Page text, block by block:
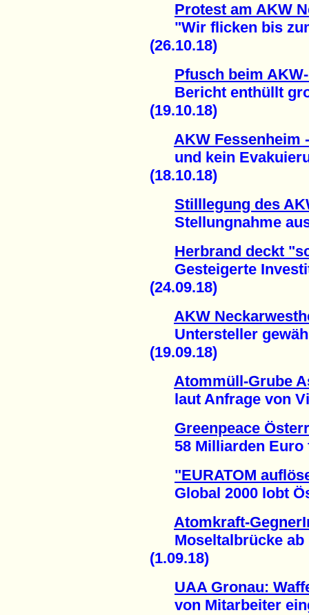
Protest am AKW
"Wir flicken bis
(26.10.18)
Pfusch beim
Bericht enthüllt
(19.10.18)
AKW Fessenheim
und kein
(18.10.18)
Stilllegung des
Stellungnahme aus
Herbrand deckt
Gesteigerte
(24.09.18)
AKW
Untersteller
(19.09.18)
Atommüll-Grube
laut Anfrage von
Greenpeace
58 Milliarden Euro
"EURATOM
Global 2000 lobt
Atomkraft-
Moseltalbrücke ab
(1.09.18)
UAA Gronau:
von Mitarbeiter